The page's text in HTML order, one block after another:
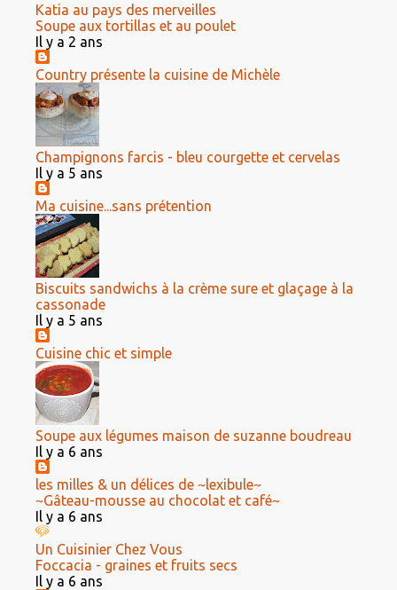
Katia au pays des merveilles
Soupe aux tortillas et au poulet
Il y a 2 ans
Country présente la cuisine de Michèle
Champignons farcis - bleu courgette et cervelas
Il y a 5 ans
Ma cuisine...sans prétention
Biscuits sandwichs à la crème sure et glaçage à la
cassonade
Il y a 5 ans
Cuisine chic et simple
Soupe aux légumes maison de suzanne boudreau
Il y a 6 ans
les milles & un délices de ~lexibule~
~Gâteau-mousse au chocolat et café~
Il y a 6 ans
Un Cuisinier Chez Vous
Foccacia - graines et fruits secs
Il y a 6 ans